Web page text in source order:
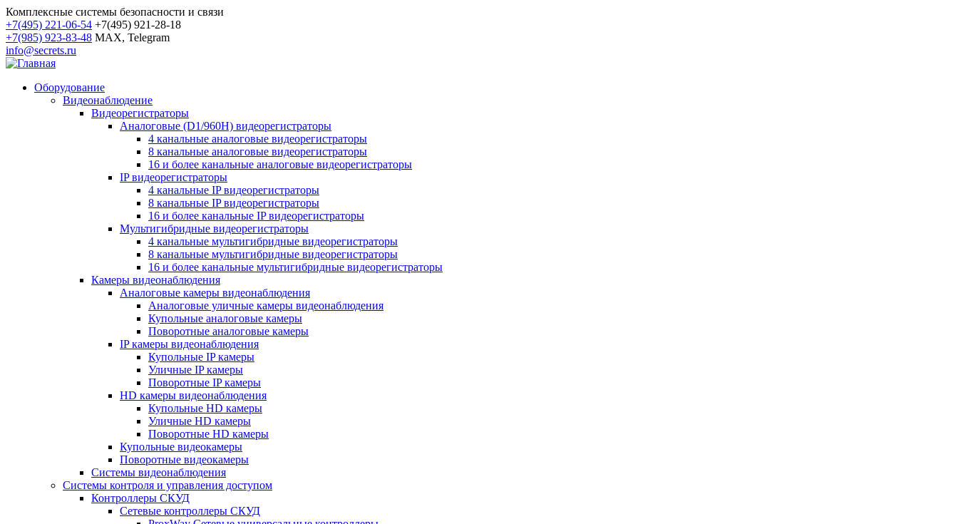
Комплексные системы безопасности и связи
+7(495) 221-06-54 +7(495) 921-28-18
+7(985) 923-83-48 MAX, Telegram
info@secrets.ru
Оборудование
Видеонаблюдение
Видеорегистраторы
Аналоговые (D1/960H) видеорегистраторы
4 канальные аналоговые видеорегистраторы
8 канальные аналоговые видеорегистраторы
16 и более канальные аналоговые видеорегистраторы
IP видеорегистраторы
4 канальные IP видеорегистраторы
8 канальные IP видеорегистраторы
16 и более канальные IP видеорегистраторы
Мультигибридные видеорегистраторы
4 канальные мультигибридные видеорегистраторы
8 канальные мультигибридные видеорегистраторы
16 и более канальные мультигибридные видеорегистраторы
Камеры видеонаблюдения
Аналоговые камеры видеонаблюдения
Аналоговые уличные камеры видеонаблюдения
Купольные аналоговые камеры
Поворотные аналоговые камеры
IP камеры видеонаблюдения
Купольные IP камеры
Уличные IP камеры
Поворотные IP камеры
HD камеры видеонаблюдения
Купольные HD камеры
Уличные HD камеры
Поворотные HD камеры
Купольные видеокамеры
Поворотные видеокамеры
Системы видеонаблюдения
Системы контроля и управления доступом
Контроллеры СКУД
Сетевые контроллеры СКУД